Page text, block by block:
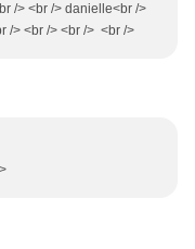
/> <br /> danielle<br />
/> <br /> <br /> <br />